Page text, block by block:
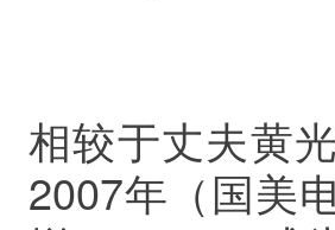
相较于丈夫黄
2007年（国美